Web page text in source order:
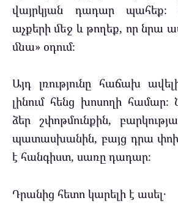
վայրկյան դադար պահեք։
աչքերի մեջ և թողեք, որ նրա
մնա» օդում։
Այդ լռությունը հաճախ
լինում հենց խոսողի
ձեր շփոթմունքին,
պատասխանին, բայց դրա
է հանգիստ, սառը դադար։
Դրանից հետո կարելի է ասել․